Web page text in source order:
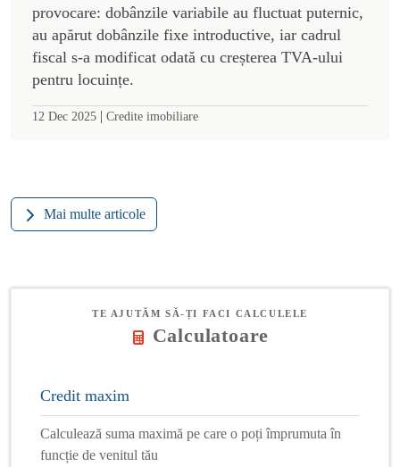
provocare: dobânzile variabile au fluctuat puternic,
au apărut dobânzile fixe introductive, iar cadrul
fiscal s-a modificat odată cu creșterea TVA-ului
pentru locuințe.
12 Dec 2025 | Credite imobiliare
Mai multe articole
TE AJUTĂM SĂ-ȚI FACI CALCULELE
Calculatoare
Credit maxim
Calculează suma maximă pe care o poți împrumuta în
funcție de venitul tău